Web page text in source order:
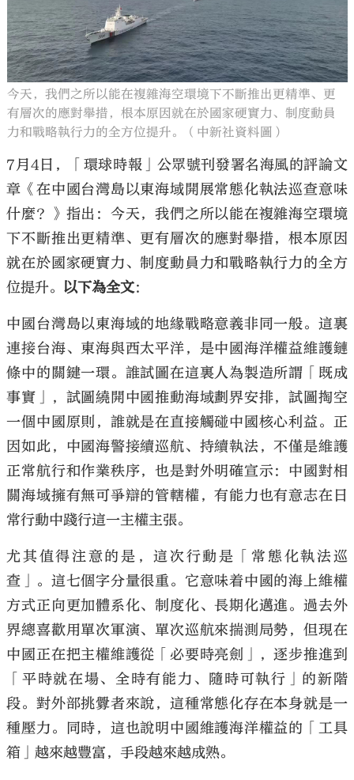
大公文匯
今天，我們之所以能在複雜海空環境下不斷推出更精準、更
有層次的應對舉措，根本原因就在於國家硬實力、制度動員
力和戰略執行力的全方位提升。（中新社資料圖）
7月4日，「環球時報」公眾號刊發署名海風的評論文
章《在中國台灣島以東海域開展常態化執法巡查意味
什麼？》指出：今天，我們之所以能在複雜海空環境
下不斷推出更精準、更有層次的應對舉措，根本原因
就在於國家硬實力、制度動員力和戰略執行力的全方
位提升。 以下為全文：
中國台灣島以東海域的地緣戰略意義非同一般。這裏
連接台海、東海與西太平洋，是中國海洋權益維護鏈
條中的關鍵一環。誰試圖在這裏人為製造所謂「既成
事實」，試圖繞開中國推動海域劃界安排，試圖掏空
一個中國原則，誰就是在直接觸碰中國核心利益。正
因如此，中國海警接續巡航、持續執法，不僅是維護
正常航行和作業秩序，也是對外明確宣示：中國對相
關海域擁有無可爭辯的管轄權，有能力也有意志在日
常行動中踐行這一主權主張。
尤其值得注意的是，這次行動是「常態化執法巡
查」。這七個字分量很重。它意味着中國的海上維權
方式正向更加體系化、制度化、長期化邁進。過去外
界總喜歡用單次軍演、單次巡航來揣測局勢，但現在
中國正在把主權維護從「必要時亮劍」，逐步推進到
「平時就在場、全時有能力、隨時可執行」的新階
段。對外部挑釁者來說，這種常態化存在本身就是一
種壓力。同時，這也說明中國維護海洋權益的「工具
箱」越來越豐富，手段越來越成熟。